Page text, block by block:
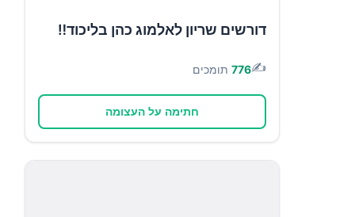
דורשים שריון לאלמוג כהן בליכוד‼️
✍️
776 תומכים
חתימה על העצומה